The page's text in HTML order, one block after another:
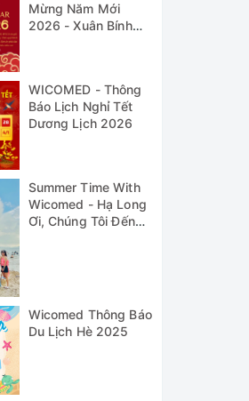
Mừng Năm Mới
2026 - Xuân Bính
WICOMED - Thông
Báo Lịch Nghỉ Tết
Dương Lịch 2026
Summer Time With
Wicomed - Hạ Long
Ơi, Chúng Tôi Đến
Wicomed Thông Báo
Du Lịch Hè 2025